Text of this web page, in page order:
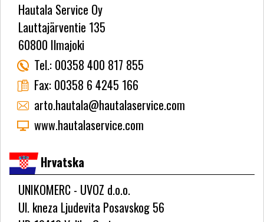
Hautala Service Oy
Lauttajärventie 135
60800 Ilmajoki
Tel.: 00358 400 817 855
Fax: 00358 6 4245 166
arto.hautala@hautalaservice.com
www.hautalaservice.com
Hrvatska
UNIKOMERC - UVOZ d.o.o.
Ul. kneza Ljudevita Posavskog 56